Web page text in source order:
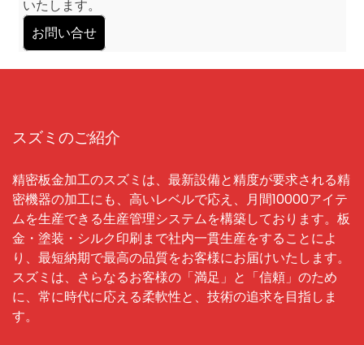
ー
シ
ョ
ン
いたします。
お問い合せ
スズミのご紹介
精密板金加工のスズミは、最新設備と精度が要求される精
密機器の加工にも、高いレベルで応え、月間10000アイテ
ムを生産できる生産管理システムを構築しております。板
金・塗装・シルク印刷まで社内一貫生産をすることによ
り、最短納期で最高の品質をお客様にお届けいたします。
スズミは、さらなるお客様の「満足」と「信頼」のため
に、常に時代に応える柔軟性と、技術の追求を目指しま
す。